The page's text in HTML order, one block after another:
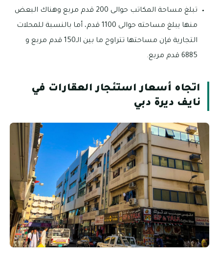
تبلغ مساحة المكاتب حوالى 200 قدم مربع وهناك البعض
منها يبلغ مساحته حوالى 1100 قدم، أما بالنسبة للمحلات
التجارية فإن مساحتها تتراوح ما بين الـ150 قدم مربع و
6885 قدم مربع.
اتجاه أسعار استئجار العقارات في
نايف ديرة دبي